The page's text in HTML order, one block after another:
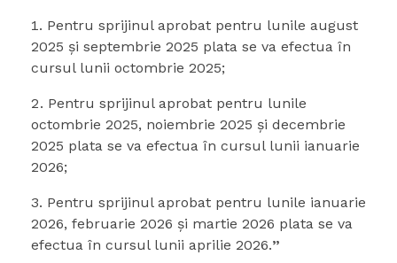
Pentru sprijinul aprobat pentru lunile august
2025 şi septembrie 2025 plata se va efectua în
cursul lunii octombrie 2025;
Pentru sprijinul aprobat pentru lunile
octombrie 2025, noiembrie 2025 şi decembrie
2025 plata se va efectua în cursul lunii ianuarie
2026;
Pentru sprijinul aprobat pentru lunile ianuarie
2026, februarie 2026 şi martie 2026 plata se va
efectua în cursul lunii aprilie 2026.”